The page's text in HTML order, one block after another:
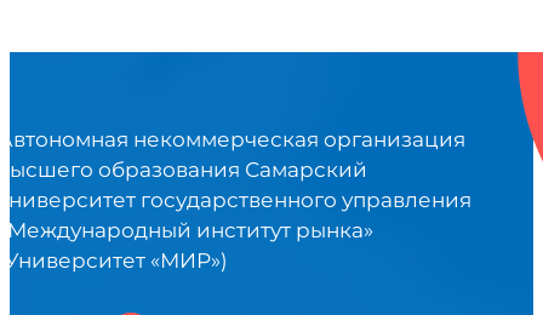
некоммерческая организация
образования Самарский
государственного управления
институт рынка»
«МИР»)